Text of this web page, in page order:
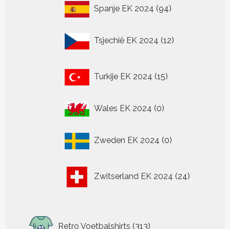
Spanje EK 2024 9494
Tsjechië EK 2024 12
producten
Turkije EK 2024 15
producten
Wales EK 2024 00
Zweden EK 2024 0
producten
Zwitserland EK 2024 24
producten
Retro Voetbalshirts 313